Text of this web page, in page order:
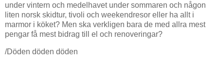
under vintern och medelhavet under sommaren och någon
liten norsk skidtur, tivoli och weekendresor eller ha allt i
marmor i köket? Men ska verkligen bara de med allra mest
pengar få mest bidrag till el och renoveringar?
/Döden döden döden